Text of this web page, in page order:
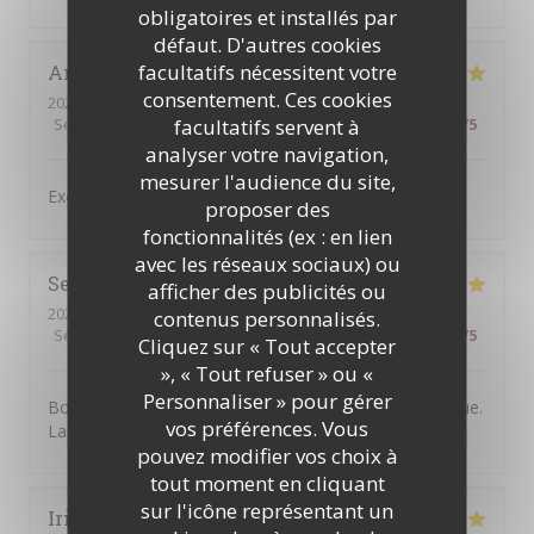
obligatoires et installés par
défaut. D'autres cookies
facultatifs nécessitent votre
consentement. Ces cookies
facultatifs servent à
analyser votre navigation,
mesurer l'audience du site,
proposer des
fonctionnalités (ex : en lien
avec les réseaux sociaux) ou
afficher des publicités ou
contenus personnalisés.
Cliquez sur « Tout accepter
», « Tout refuser » ou «
Personnaliser » pour gérer
vos préférences. Vous
pouvez modifier vos choix à
tout moment en cliquant
sur l'icône représentant un
Antonio C
2026-07-31
- 19:30 - Couverts 4
Service
Ambiance: 5/5 Cuisine:4/5 Qualité / Prix /5
Excellent service and very good food,
Severine B
2026-07-30
- 20:30 - Couverts 2
Service
Ambiance /5 Cuisine /5
Bonne adresse. L'accueil est chaleureux et sympathique.
La nourriture est très bonne. On y reviendra.
Irina